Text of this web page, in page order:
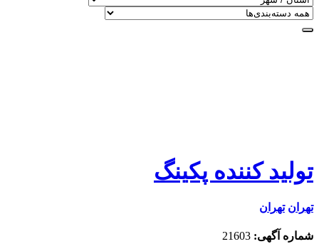
تولید کننده پکینگ
تهران تهران
شماره آگهی: 21603